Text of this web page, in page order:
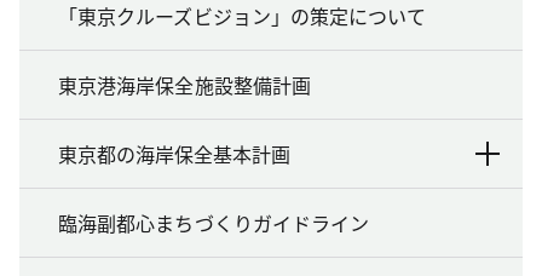
「東京クルーズビジョン」の策定について
東京港海岸保全施設整備計画
東京都の海岸保全基本計画
臨海副都心まちづくりガイドライン